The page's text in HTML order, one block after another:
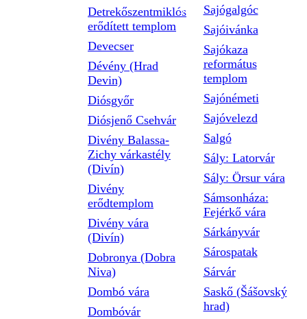
Detrekőszentmiklós
erődített templom
Devecser
Dévény (Hrad
Devin)
Diósgyőr
Diósjenő Csehvár
Divény Balassa-
Zichy várkastély
(Divín)
Divény
erődtemplom
Divény vára
(Divín)
Dobronya (Dobra
Niva)
Dombó vára
Dombóvár
Sajógalgóc
Sajóivánka
Sajókaza
református
templom
Sajónémeti
Sajóvelezd
Salgó
Sály: Latorvár
Sály: Örsur vára
Sámsonháza:
Fejérkő vára
Sárkányvár
Sárospatak
Sárvár
Saskő (Šášovský
hrad)